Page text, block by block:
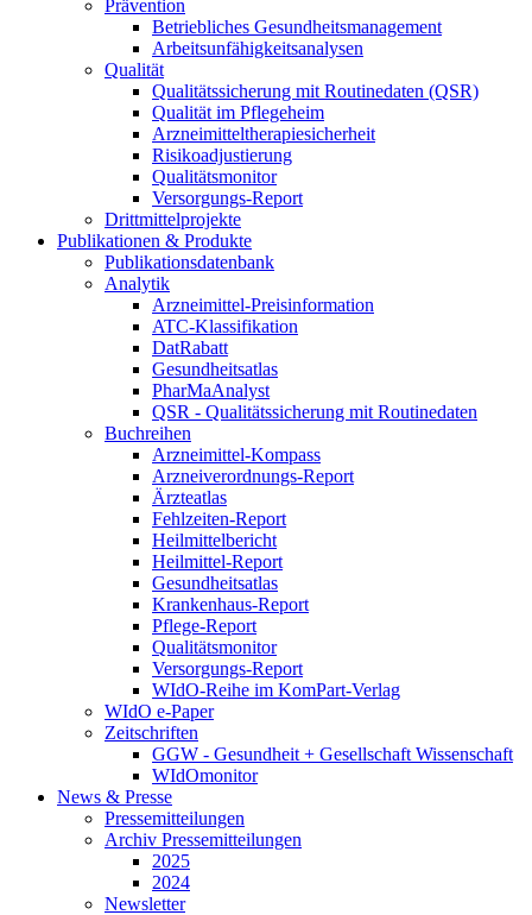
Prävention
Betriebliches Gesundheitsmanagement
Arbeitsunfähigkeitsanalysen
Qualität
Qualitätssicherung mit Routinedaten (QSR)
Qualität im Pflegeheim
Arzneimitteltherapiesicherheit
Risikoadjustierung
Qualitätsmonitor
Versorgungs-Report
Drittmittelprojekte
Publikationen & Produkte
Publikationsdatenbank
Analytik
Arzneimittel-Preisinformation
ATC-Klassifikation
DatRabatt
Gesundheitsatlas
PharMaAnalyst
QSR - Qualitätssicherung mit Routinedaten
Buchreihen
Arzneimittel-Kompass
Arzneiverordnungs-Report
Ärzteatlas
Fehlzeiten-Report
Heilmittelbericht
Heilmittel-Report
Gesundheitsatlas
Krankenhaus-Report
Pflege-Report
Qualitätsmonitor
Versorgungs-Report
WIdO-Reihe im KomPart-Verlag
WIdO e-Paper
Zeitschriften
GGW - Gesundheit + Gesellschaft Wissenschaft
WIdOmonitor
News & Presse
Pressemitteilungen
Archiv Pressemitteilungen
2025
2024
Newsletter